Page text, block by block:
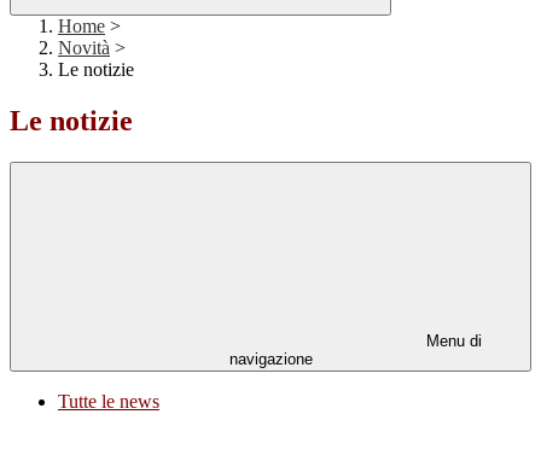
Home >
Novità >
Le notizie
Le notizie
Menu di
navigazione
Tutte le news